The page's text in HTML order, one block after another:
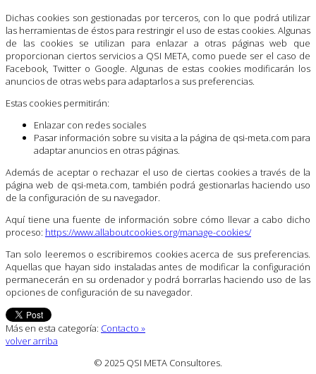
Dichas cookies son gestionadas por terceros, con lo que podrá utilizar
las herramientas de éstos para restringir el uso de estas cookies. Algunas
de las cookies se utilizan para enlazar a otras páginas web que
proporcionan ciertos servicios a QSI META, como puede ser el caso de
Facebook, Twitter o Google. Algunas de estas cookies modificarán los
anuncios de otras webs para adaptarlos a sus preferencias.
Estas cookies permitirán:
Enlazar con redes sociales
Pasar información sobre su visita a la página de qsi-meta.com para
adaptar anuncios en otras páginas.
Además de aceptar o rechazar el uso de ciertas cookies a través de la
página web de qsi-meta.com, también podrá gestionarlas haciendo uso
de la configuración de su navegador.
Aquí tiene una fuente de información sobre cómo llevar a cabo dicho
proceso: https://www.allaboutcookies.org/manage-cookies/
Tan solo leeremos o escribiremos cookies acerca de sus preferencias.
Aquellas que hayan sido instaladas antes de modificar la configuración
permanecerán en su ordenador y podrá borrarlas haciendo uso de las
opciones de configuración de su navegador.
Más en esta categoría: Contacto »
volver arriba
© 2025 QSI META Consultores.